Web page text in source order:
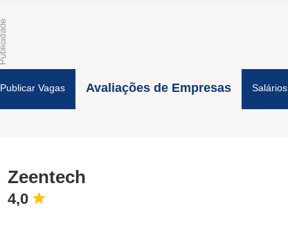
Publicar Vagas Avaliações de Empresas Salários
Zeentech
4,0